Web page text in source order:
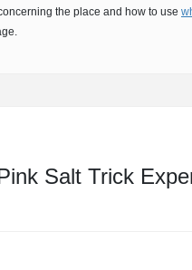
the place and how to use
Salt Trick